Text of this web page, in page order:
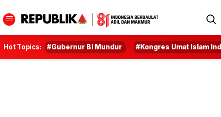
Hot Topics: #Gubernur BI Mundur #Kongres Umat Islam